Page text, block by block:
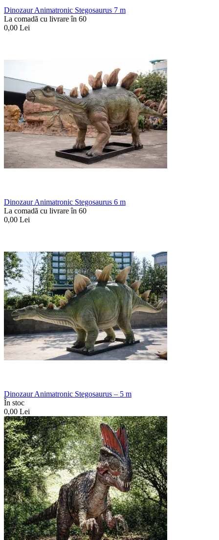
Dinozaur Animatronic Stegosaurus 7 m
La comadã cu livrare în 60
0,00 Lei
Dinozaur Animatronic Stegosaurus 6 m
La comadã cu livrare în 60
0,00 Lei
Dinozaur Animatronic Stegosaurus – 5 m
În stoc
0,00 Lei